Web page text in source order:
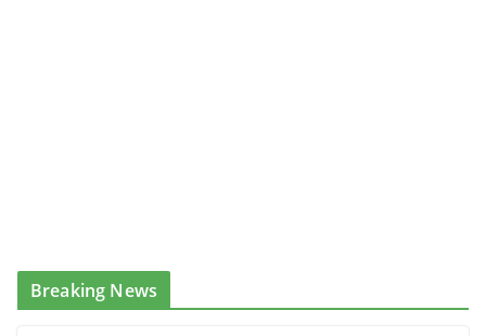
Breaking News